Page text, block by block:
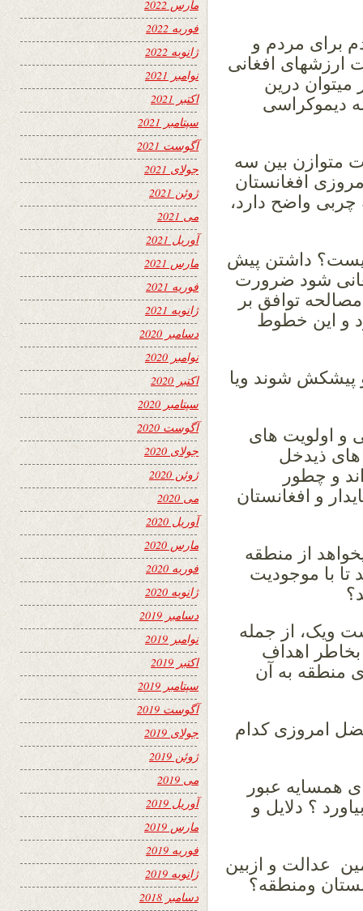
برای مردم و
افغانی
درین
دیموکراسی
متوازن بین سه
افغانستان
چربی واضح دارد،
داشتن پیش
شود ضرورت
توافق بر
و این خطوط
پیشکش شوند ویا
و اولویت های
ذیدخل
و چطور
و افغانستان
از منطقه
تا با موجودیت
ویک، از جمله
اهداف
منطقه به آن
امروزی کدام
همسایه عبور
؟ دلایل و
عدالت و ازبین
ومنطقه؟
مارس 2022
فوریه 2022
ژانویه 2022
نوامبر 2021
اکتبر 2021
سپتامبر 2021
آگوست 2021
جولای 2021
ژوئن 2021
می 2021
آوریل 2021
مارس 2021
فوریه 2021
ژانویه 2021
دسامبر 2020
نوامبر 2020
اکتبر 2020
سپتامبر 2020
آگوست 2020
جولای 2020
ژوئن 2020
می 2020
آوریل 2020
مارس 2020
فوریه 2020
ژانویه 2020
دسامبر 2019
نوامبر 2019
اکتبر 2019
سپتامبر 2019
آگوست 2019
جولای 2019
ژوئن 2019
می 2019
آوریل 2019
مارس 2019
فوریه 2019
ژانویه 2019
دسامبر 2018